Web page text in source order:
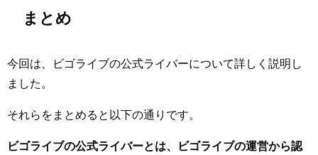
まとめ
今回は、ビゴライブの公式ライバーについて詳しく説明し
ました。
それらをまとめると以下の通りです。
ビゴライブの公式ライバーとは、ビゴライブの運営から認